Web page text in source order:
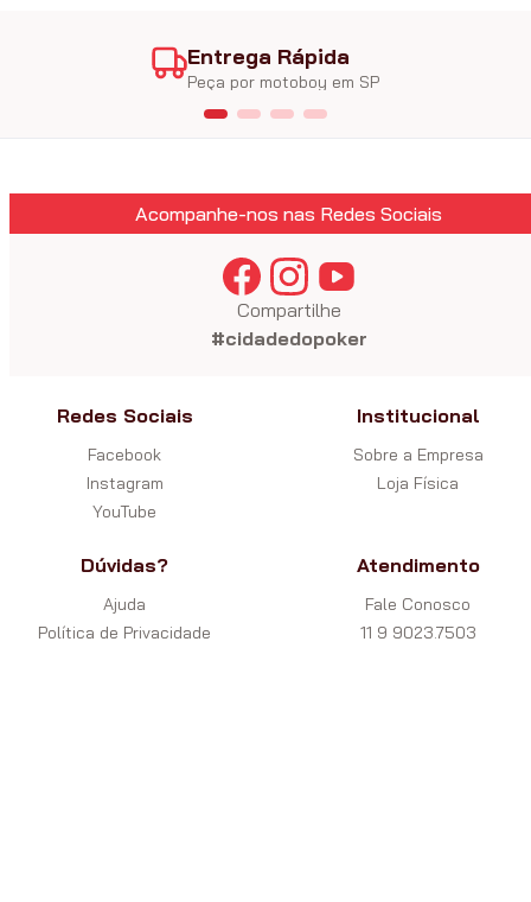
Entrega Rápida
Peça por motoboy em SP
Acompanhe-nos nas Redes Sociais
Compartilhe
#cidadedopoker
Redes Sociais
Facebook
Instagram
YouTube
Institucional
Sobre a Empresa
Loja Física
Dúvidas?
Ajuda
Política de Privacidade
Atendimento
Fale Conosco
11 9 9023.7503